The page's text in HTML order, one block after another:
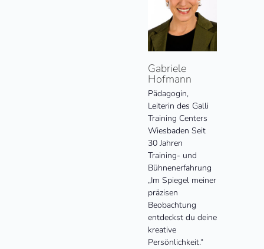
Gabriele
Hofmann
Pädagogin,
Leiterin des Galli
Training Centers
Wiesbaden Seit
30 Jahren
Training- und
Bühnenerfahrung
„Im Spiegel meiner
präzisen
Beobachtung
entdeckst du deine
kreative
Persönlichkeit.“